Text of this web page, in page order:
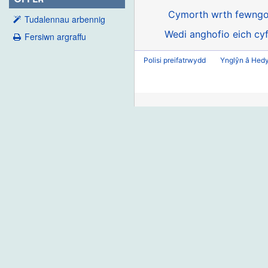
Tudalennau arbennig
Fersiwn argraffu
Cymorth wrth
Wedi anghofio eich
Polisi preifatrwydd Ynglŷn â